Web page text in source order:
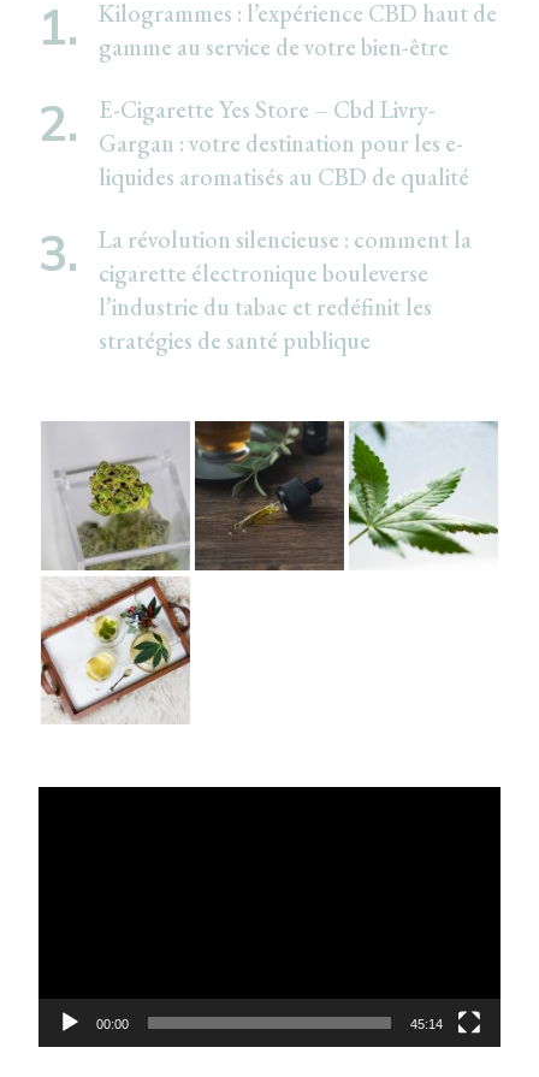
Kilogrammes : l’expérience CBD haut de
gamme au service de votre bien-être
E-Cigarette Yes Store – Cbd Livry-
Gargan : votre destination pour les e-
liquides aromatisés au CBD de qualité
La révolution silencieuse : comment la
cigarette électronique bouleverse
l’industrie du tabac et redéfinit les
stratégies de santé publique
00:00 45:14